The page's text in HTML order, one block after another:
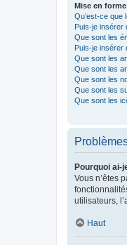
Mise en
Qu’est-ce que
Puis-je insérer
Que sont les
Puis-je insérer
Que sont les
Que sont les
Que sont les
Que sont les
Que sont les
Pourquoi ai-
Vous n’êtes
utilisateurs,
Haut